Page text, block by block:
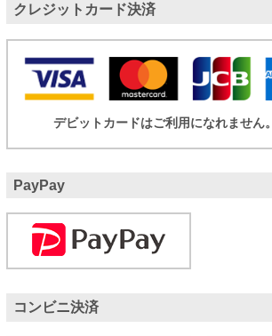
クレジットカード決済
デビットカードはご利用になれません。
PayPay
コンビニ決済